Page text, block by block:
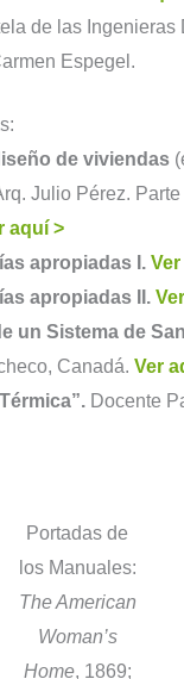
de las
Espegel.
de viviendas
Julio Pérez.
aquí >
apropiadas I.
apropiadas II.
un Sistema de
Canadá. Ver
Docente
Portadas de
los Manuales:
The American
Woman’s
Home, 1869;